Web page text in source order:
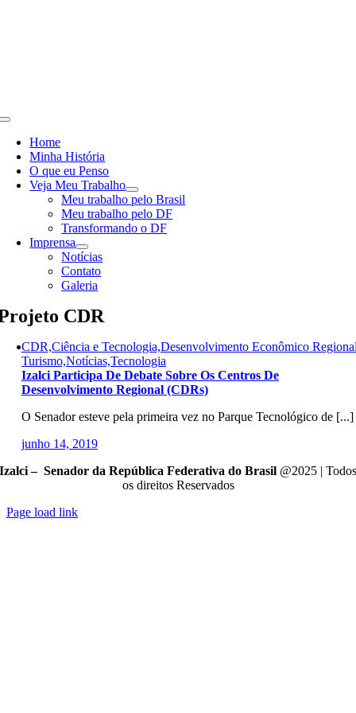
Toggle
NavigationHome
Minha História
O que eu Penso
Veja Meu Trabalho
Meu trabalho pelo Brasil
Meu trabalho pelo DF
Transformando o DF
Imprensa
Notícias
Contato
Galeria
CDR
CDR,Ciência e Tecnologia,Desenvolvimento Econômico
Turismo,Notícias,Tecnologia
Izalci Participa De Debate Sobre Os Centros De
Desenvolvimento Regional (CDRs)
O Senador esteve pela primeira vez no Parque Tecnológico de [...]
junho 14, 2019
Izalci – Senador da República Federativa do Brasil @2025 | Todos
os direitos Reservados
Page load link